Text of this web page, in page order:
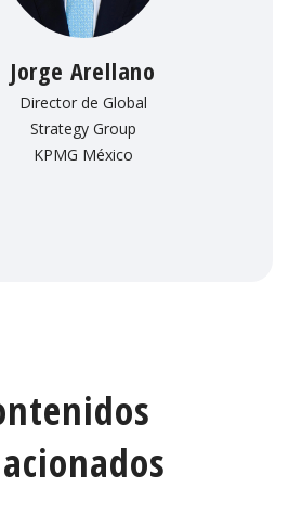
Jorge Arellano
Director de Global
Strategy Group
KPMG México